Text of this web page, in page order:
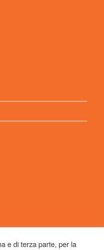
e di terza parte, per la